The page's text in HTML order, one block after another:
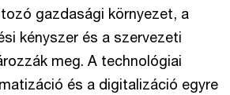
gazdasági környezet, a
kényszer és a szervezeti
meg. A technológiai
és a digitalizáció egyre